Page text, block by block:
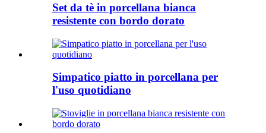
Set da tè in porcellana bianca
resistente con bordo dorato
Simpatico piatto in porcellana per
l'uso quotidiano